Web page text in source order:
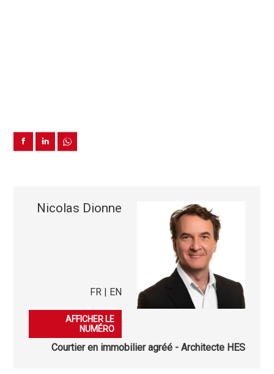
Nicolas Dionne
FR | EN
079 936 71 28
AFFICHER LE
NUMÉRO
Courtier en immobilier agréé - Architecte HES